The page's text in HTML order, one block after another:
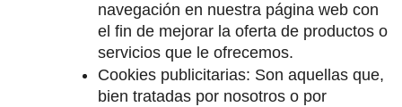
navegación en nuestra página web con
el fin de mejorar la oferta de productos o
servicios que le ofrecemos.
Cookies publicitarias: Son aquellas que,
bien tratadas por nosotros o por